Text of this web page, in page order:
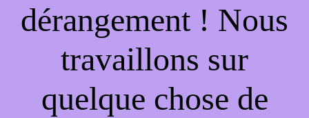
dérangement ! Nous
travaillons sur
quelque chose de